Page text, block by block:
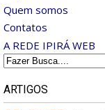
Quem somos
Contatos
A REDE IPIRÁ WEB
ARTIGOS